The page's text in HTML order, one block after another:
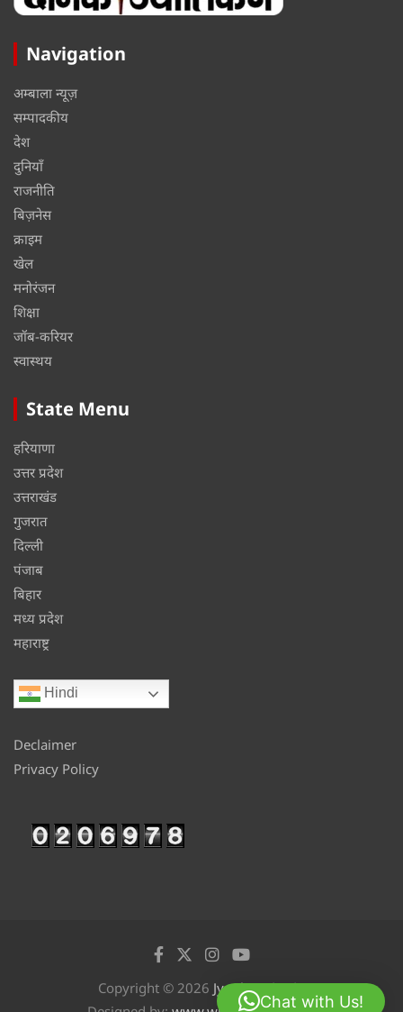
Navigation
अम्बाला न्यूज़
सम्पादकीय
देश
दुनियाँ
राजनीति
बिज़नेस
क्राइम
खेल
मनोरंजन
शिक्षा
जॉब-करियर
स्वास्थय
State Menu
हरियाणा
उत्तर प्रदेश
उत्तराखंड
गुजरात
दिल्ली
पंजाब
बिहार
मध्य प्रदेश
महाराष्ट्र
Hindi
Declaimer
Privacy Policy
Copyright © 2026 Jyotikan
Chat with Us!